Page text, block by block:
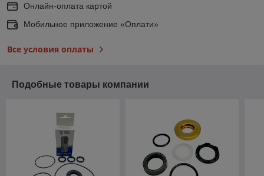
Онлайн-оплата картой
Мобильное приложение «Оплати»
Все условия оплаты
Подобные товары компании